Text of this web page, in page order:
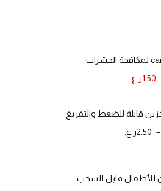
1.50ر.ع.
قابلة للضغط والتفريغ
–
2.50ر.ع.
للأطفال قابل للسحب